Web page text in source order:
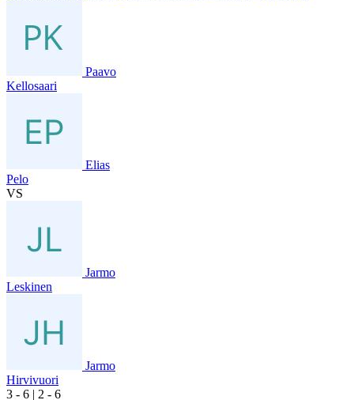
Paavo
Kellosaari
Elias
Pelo
VS
Jarmo
Leskinen
Jarmo
Hirvivuori
3 - 6 | 2 - 6